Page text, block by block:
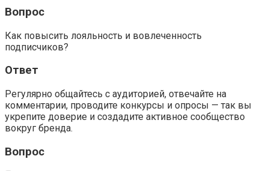
Вопрос
Как повысить лояльность и вовлеченность
подписчиков?
Ответ
Регулярно общайтесь с аудиторией, отвечайте на
комментарии, проводите конкурсы и опросы — так вы
укрепите доверие и создадите активное сообщество
вокруг бренда.
Вопрос